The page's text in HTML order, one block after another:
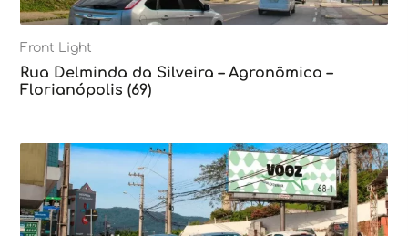
Front Light
Rua Delminda da Silveira – Agronômica –
Florianópolis (69)